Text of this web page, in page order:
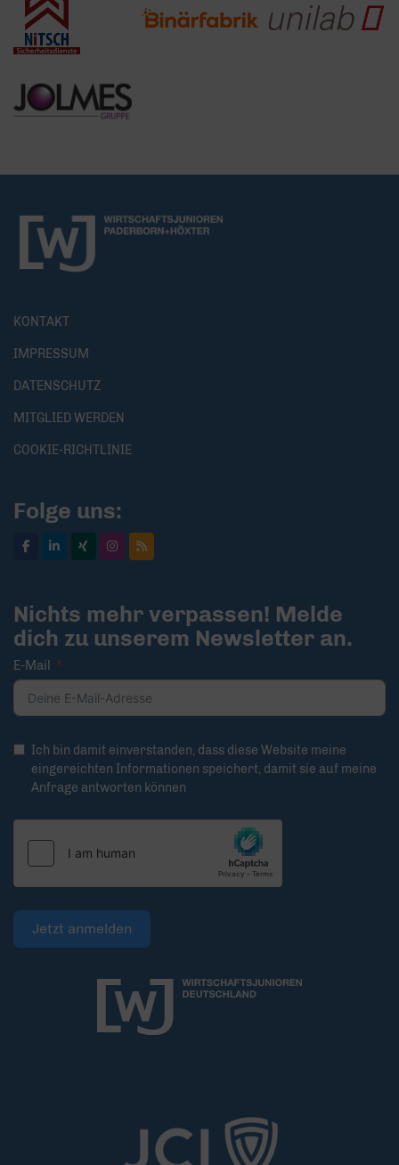
KONTAKT
IMPRESSUM
DATENSCHUTZ
MITGLIED WERDEN
COOKIE-RICHTLINIE
Folge uns:
Nichts mehr verpassen! Melde
dich zu unserem Newsletter an.
E-Mail
Ich bin damit einverstanden, dass diese Website meine
eingereichten Informationen speichert, damit sie auf meine
Anfrage antworten können
Jetzt anmelden